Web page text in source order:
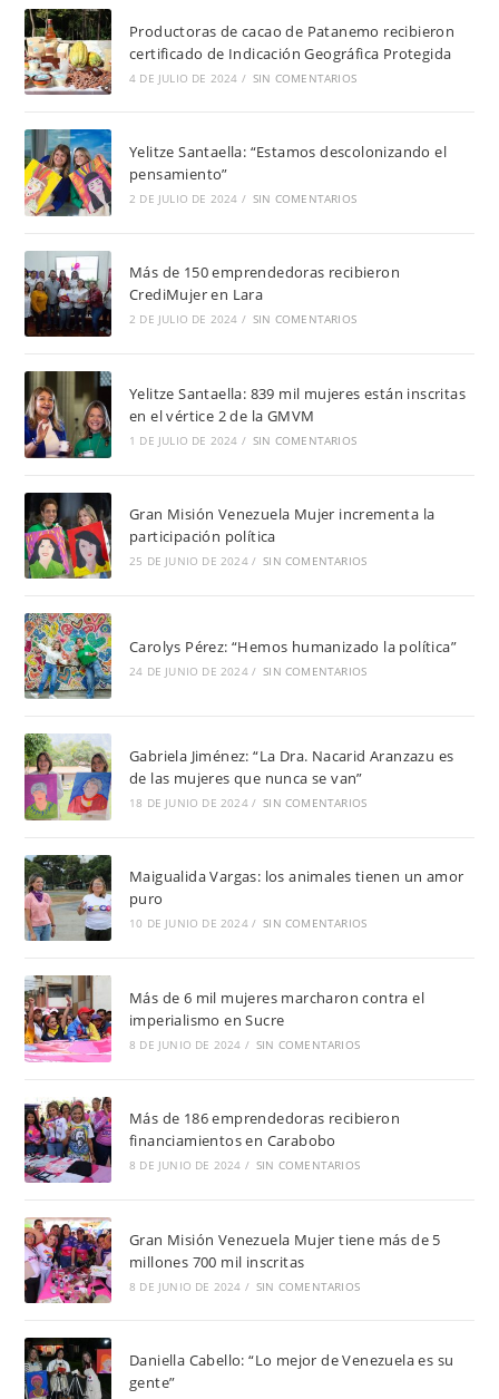
Productoras de cacao de Patanemo recibieron
certificado de Indicación Geográfica Protegida
4 DE JULIO DE 2024 / SIN COMENTARIOS
Yelitze Santaella: “Estamos descolonizando el
pensamiento”
2 DE JULIO DE 2024 / SIN COMENTARIOS
Más de 150 emprendedoras recibieron
CrediMujer en Lara
2 DE JULIO DE 2024 / SIN COMENTARIOS
Yelitze Santaella: 839 mil mujeres están inscritas
en el vértice 2 de la GMVM
1 DE JULIO DE 2024 / SIN COMENTARIOS
Gran Misión Venezuela Mujer incrementa la
participación política
25 DE JUNIO DE 2024 / SIN COMENTARIOS
Carolys Pérez: “Hemos humanizado la política”
24 DE JUNIO DE 2024 / SIN COMENTARIOS
Gabriela Jiménez: “La Dra. Nacarid Aranzazu es
de las mujeres que nunca se van”
18 DE JUNIO DE 2024 / SIN COMENTARIOS
Maigualida Vargas: los animales tienen un amor
puro
10 DE JUNIO DE 2024 / SIN COMENTARIOS
Más de 6 mil mujeres marcharon contra el
imperialismo en Sucre
8 DE JUNIO DE 2024 / SIN COMENTARIOS
Más de 186 emprendedoras recibieron
financiamientos en Carabobo
8 DE JUNIO DE 2024 / SIN COMENTARIOS
Gran Misión Venezuela Mujer tiene más de 5
millones 700 mil inscritas
8 DE JUNIO DE 2024 / SIN COMENTARIOS
Daniella Cabello: “Lo mejor de Venezuela es su
gente”